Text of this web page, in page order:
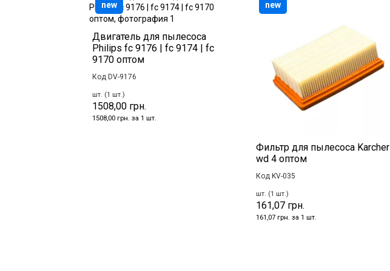
Двигатель для пылесоса
Philips fc 9176 | fc 9174 | fc
9170 оптом
Код DV-9176
шт. (1 шт.)
1508,00 грн.
1508,00 грн. за 1 шт.
new
Фильтр для пылесоса Karcher
wd 4 оптом
Код KV-035
шт. (1 шт.)
161,07 грн.
161,07 грн. за 1 шт.
new